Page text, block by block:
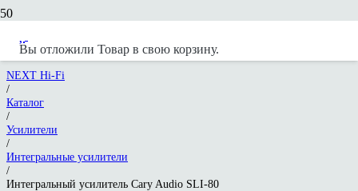
Вы отложили Товар в свою корзину.
NEXT Hi-Fi
/
Каталог
/
Усилители
/
Интегральные усилители
/
Интегральный усилитель Cary Audio SLI-80